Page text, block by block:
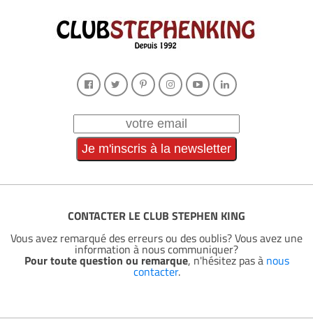
CONTACTER LE CLUB STEPHEN KING
Vous avez remarqué des erreurs ou des oublis? Vous avez une
information à nous communiquer?
Pour toute question ou remarque, n'hésitez pas à nous
contacter.